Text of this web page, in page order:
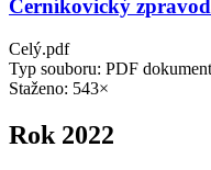
Černíkovický
Celý.pdf
Typ souboru: PDF
Staženo: 543×
Rok 2022